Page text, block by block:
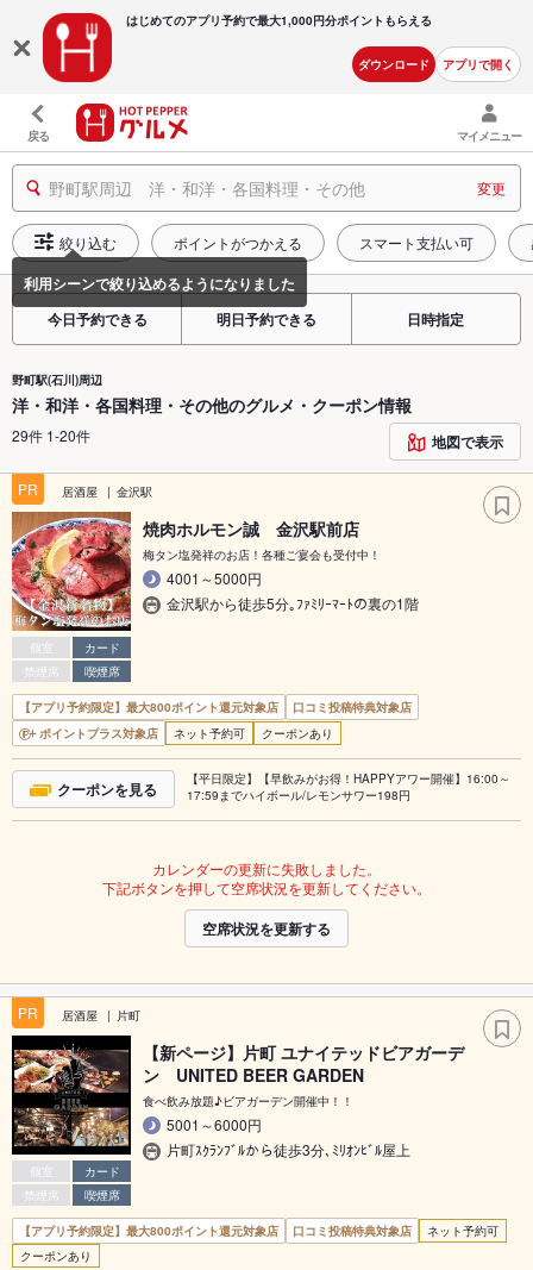
はじめてのアプリ予約で最大1,000円分ポイントもらえる
ダウンロード アプリで開く
戻る マイメニュー
野町駅周辺 洋・和洋・各国料理・その他 変更
絞り込む ポイントがつかえる スマート支払い可
今日予約できる 明日予約できる 日時指定
野町駅(石川)周辺
洋・和洋・各国料理・その他のグルメ・クーポン情報
29件 1-20件 地図で表示
PR 居酒屋 金沢駅
個室
カード
禁煙席
喫煙席
焼肉ホルモン誠 金沢駅前店
梅タン塩発祥のお店！各種ご宴会も受付中！
4001～5000円
金沢駅から徒歩5分｡ﾌｧﾐﾘｰﾏｰﾄの裏の1階
【アプリ予約限定】最大800ポイント還元対象店
口コミ投稿特典対象店
ポイントプラス対象店
ネット予約可 クーポンあり
クーポンを見る
【平日限定】【早飲みがお得！HAPPYアワー開催】16:00～
17:59までハイボール/レモンサワー198円
カレンダーの更新に失敗しました。
下記ボタンを押して空席状況を更新してください。
空席状況を更新する
PR 居酒屋 片町
個室
カード
禁煙席
喫煙席
【新ページ】片町 ユナイテッドビアガーデ
ン UNITED BEER GARDEN
食べ飲み放題♪ビアガーデン開催中！！
5001～6000円
片町ｽｸﾗﾝﾌﾞﾙから徒歩3分､ﾐﾘｵﾝﾋﾞﾙ屋上
【アプリ予約限定】最大800ポイント還元対象店 口コミ投稿特典対象店
ネット予約可
クーポンあり